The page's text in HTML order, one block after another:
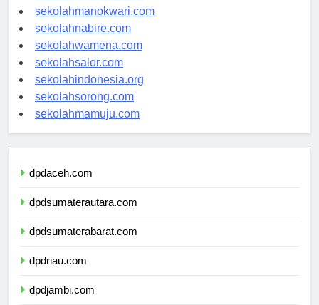
sekolahjayapura.com
sekolahmanokwari.com
sekolahnabire.com
sekolahwamena.com
sekolahsalor.com
sekolahindonesia.org
sekolahsorong.com